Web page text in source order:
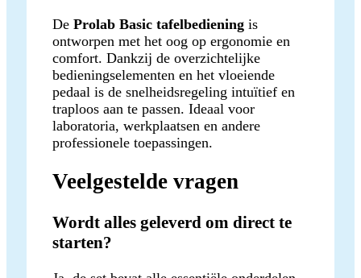
De Prolab Basic tafelbediening is
ontworpen met het oog op ergonomie en
comfort. Dankzij de overzichtelijke
bedieningselementen en het vloeiende
pedaal is de snelheidsregeling intuïtief en
traploos aan te passen. Ideaal voor
laboratoria, werkplaatsen en andere
professionele toepassingen.
Veelgestelde vragen
Wordt alles geleverd om direct te
starten?